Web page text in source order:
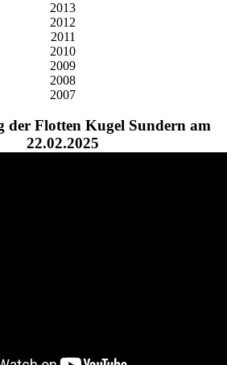
2013
2012
2011
2010
2009
2008
2007
der Flotten Kugel Sundern am
22.02.2025